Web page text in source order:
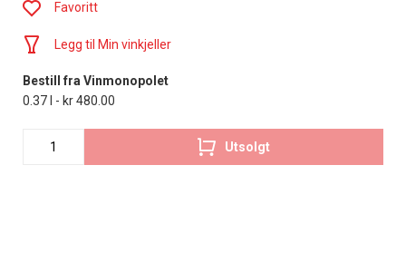
Favoritt
Legg til Min vinkjeller
Bestill fra Vinmonopolet
0.37 l - kr 480.00
Utsolgt